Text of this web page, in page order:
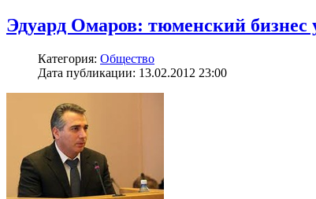
Эдуард Омаров: тюменский бизнес
Категория: Общество
Дата публикации: 13.02.2012 23:00